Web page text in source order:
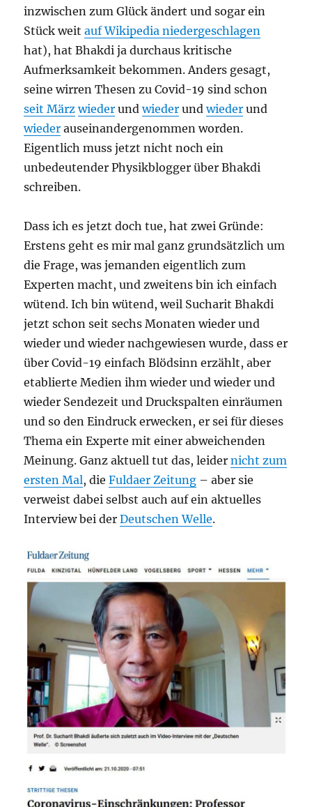
inzwischen zum Glück ändert und sogar ein
Stück weitauf Wikipedia niedergeschlagen
hat), hat Bhakdi ja durchaus kritische
Aufmerksamkeit bekommen. Anders gesagt,
seine wirren Thesen zu Covid-19 sind schon
seit März wieder undwieder undwieder und
wieder auseinandergenommen worden.
Eigentlich muss jetzt nicht noch ein
unbedeutender Physikblogger über Bhakdi
schreiben.
Dass ich es jetzt doch tue, hat zwei Gründe:
Erstens geht es mir mal ganz grundsätzlich um
die Frage, was jemanden eigentlich zum
Experten macht, und zweitens bin ich einfach
wütend. Ich bin wütend, weil Sucharit Bhakdi
jetzt schon seit sechs Monaten wieder und
wieder und wieder nachgewiesen wurde, dass er
über Covid-19 einfach Blödsinn erzählt, aber
etablierte Medien ihm wieder und wieder und
wieder Sendezeit und Druckspalten einräumen
und so den Eindruck erwecken, er sei für dieses
Thema ein Experte mit einer abweichenden
Meinung. Ganz aktuell tut das, leidernicht zum
ersten Mal, dieFuldaer Zeitung – aber sie
verweist dabei selbst auch auf ein aktuelles
Interview bei derDeutschen Welle.